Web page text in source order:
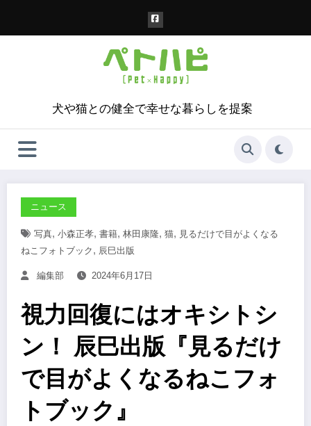
犬や猫との健全で幸せな暮らしを提案
ニュース
写真, 小森正孝, 書籍, 林田康隆, 猫, 見るだけで目がよくなる
ねこフォトブック , 辰巳出版
編集部 2024年6月17日
視力回復にはオキシトシ
ン！ 辰巳出版『見るだけ
で目がよくなるねこフォ
トブック』